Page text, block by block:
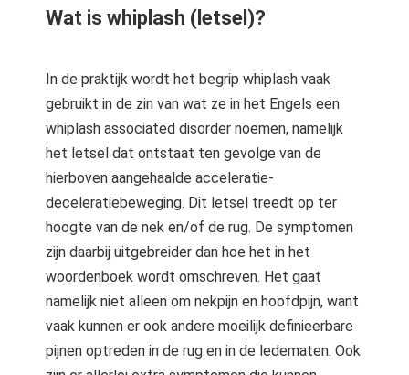
Wat is whiplash (letsel)?
In de praktijk wordt het begrip whiplash vaak
gebruikt in de zin van wat ze in het Engels een
whiplash associated disorder noemen, namelijk
het letsel dat ontstaat ten gevolge van de
hierboven aangehaalde acceleratie-
deceleratiebeweging. Dit letsel treedt op ter
hoogte van de nek en/of de rug. De symptomen
zijn daarbij uitgebreider dan hoe het in het
woordenboek wordt omschreven. Het gaat
namelijk niet alleen om nekpijn en hoofdpijn, want
vaak kunnen er ook andere moeilijk definieerbare
pijnen optreden in de rug en in de ledematen. Ook